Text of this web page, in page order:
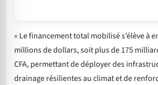
« Le financement total mobilisé s’élève à
millions de dollars, soit plus de 175
CFA, permettant de déployer des
drainage résilientes au climat et de